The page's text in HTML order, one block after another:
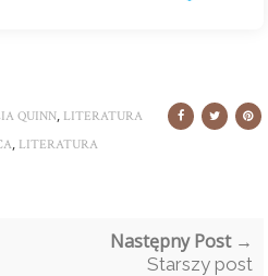
QUINN LITERATURA
LITERATURA
Następny Post →
Starszy post